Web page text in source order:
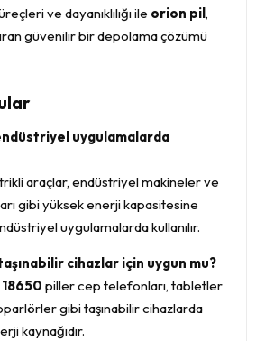
ve dayanıklılığı ile orion pil,
güvenilir bir depolama çözümü
uygulamalarda
araçlar, endüstriyel makineler ve
gibi yüksek enerji kapasitesine
uygulamalarda kullanılır.
cihazlar için uygun mu?
piller cep telefonları, tabletler
gibi taşınabilir cihazlarda
kaynağıdır.